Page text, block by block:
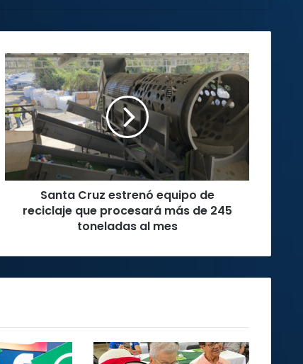
Santa
Cruz
estrenó
equipo
de
reciclaje
que
procesará
más
mes
Santa Cruz estrenó equipo de
reciclaje que procesará más de 245
toneladas al mes